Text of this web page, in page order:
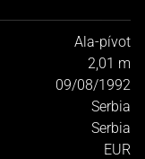
Ala-pívot
2,01 m
09/08/1992
Serbia
Serbia
EUR